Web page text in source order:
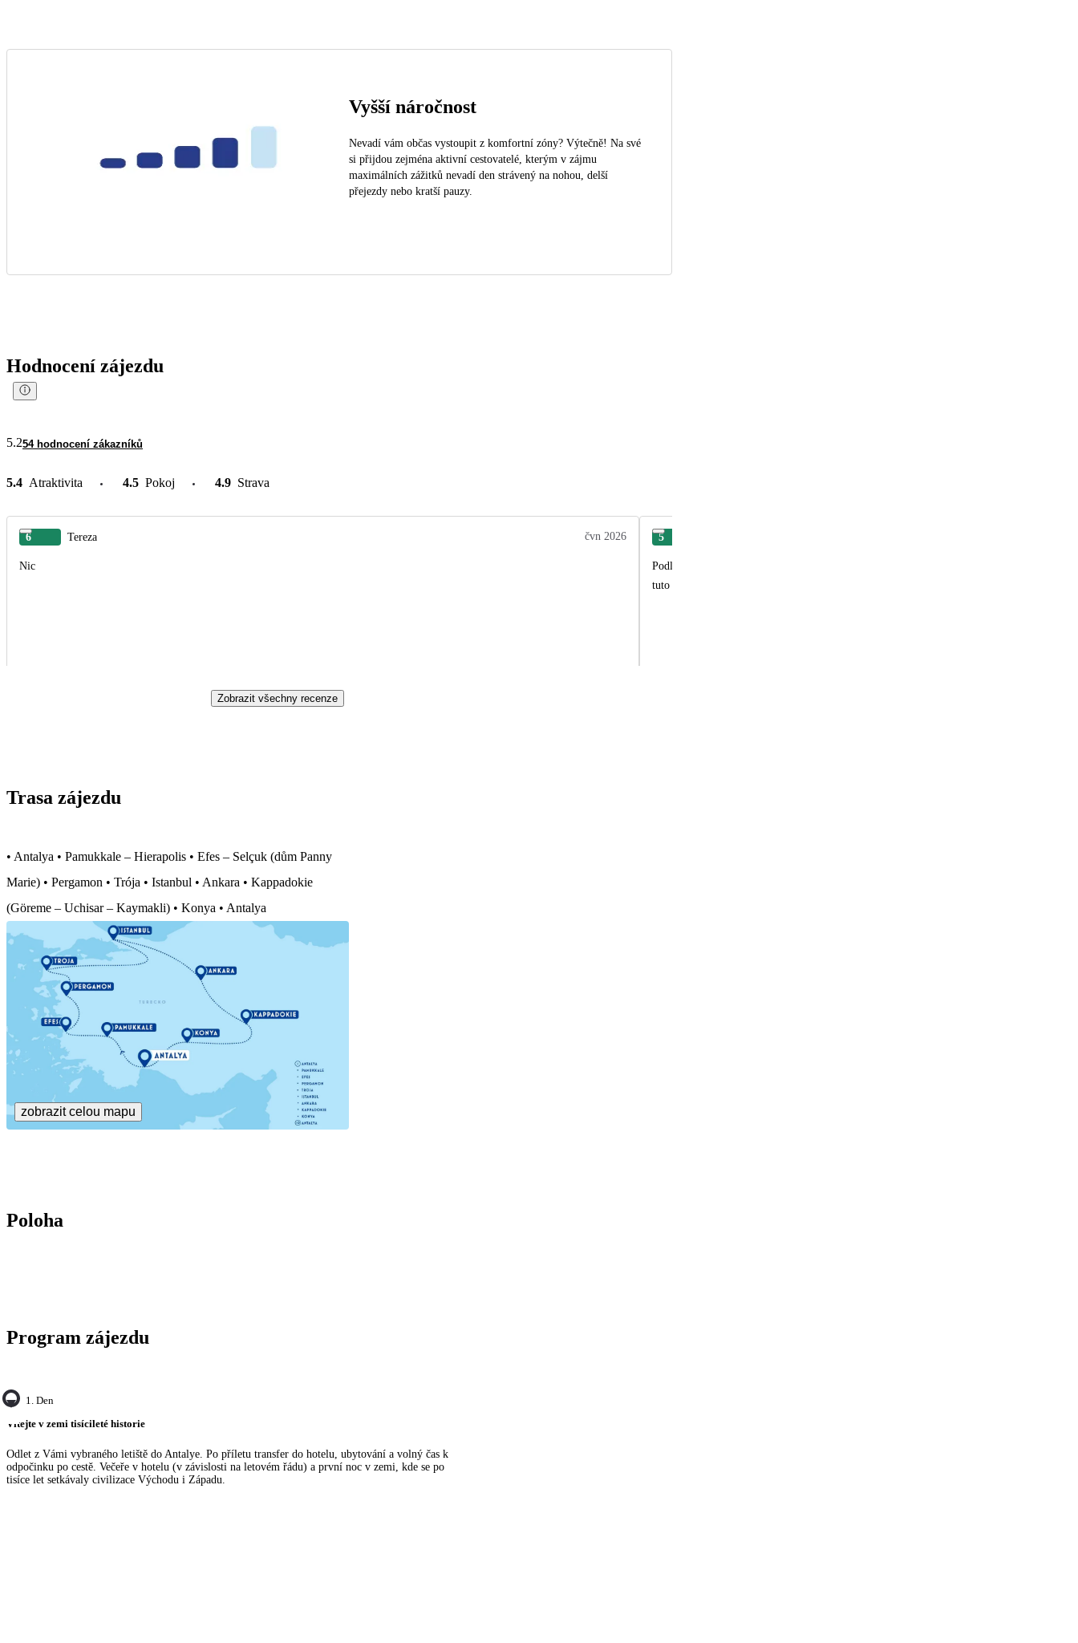
Vyšší náročnost
Nevadí vám občas vystoupit z komfortní zóny? Výtečně! Na své
si přijdou zejména aktivní cestovatelé, kterým v zájmu
maximálních zážitků nevadí den strávený na nohou, delší
přejezdy nebo kratší pauzy.
Hodnocení zájezdu
5.254 hodnocení zákazníků
5.4 Atraktivita 4.5 Pokoj 4.9 Strava
6 Tereza čvn 2026
Nic
5
Podle nabídky nám nechybělo nic. Že je Hagia Sofia zvenku i uvnitř pod lešením, za to fakt
tuto mešitu navštívili. Myslíme si, že jsme z této části Turecky viděli za stanovený čas
Zobrazit všechny recenze
Trasa zájezdu
• Antalya • Pamukkale – Hierapolis • Efes – Selçuk (dům Panny
Marie) • Pergamon • Trója • Istanbul • Ankara • Kappadokie
(Göreme – Uchisar – Kaymakli) • Konya • Antalya
zobrazit celou mapu
Poloha
Program zájezdu
1. Den
Vítejte v zemi tisícileté historie
Odlet z Vámi vybraného letiště do Antalye. Po příletu transfer do hotelu, ubytování a volný čas k
odpočinku po cestě. Večeře v hotelu (v závislosti na letovém řádu) a první noc v zemi, kde se po
tisíce let setkávaly civilizace Východu i Západu.